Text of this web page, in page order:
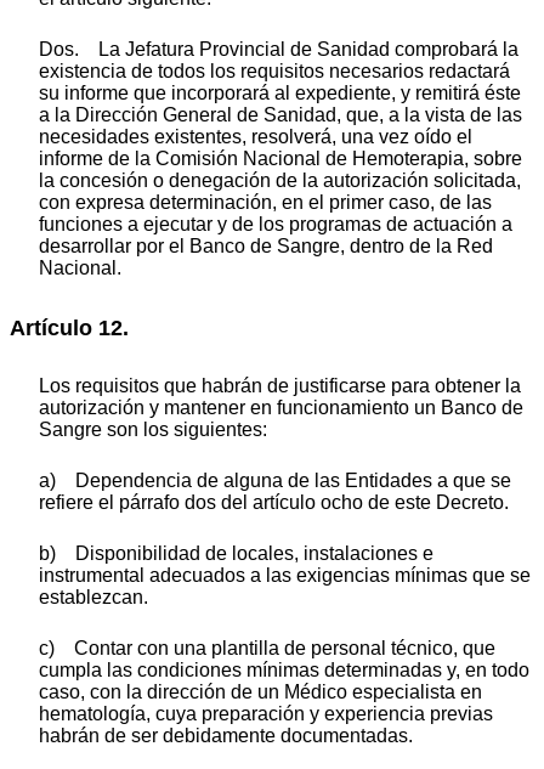
Dos. La Jefatura Provincial de Sanidad comprobará la
existencia de todos los requisitos necesarios redactará
su informe que incorporará al expediente, y remitirá éste
a la Dirección General de Sanidad, que, a la vista de las
necesidades existentes, resolverá, una vez oído el
informe de la Comisión Nacional de Hemoterapia, sobre
la concesión o denegación de la autorización solicitada,
con expresa determinación, en el primer caso, de las
funciones a ejecutar y de los programas de actuación a
desarrollar por el Banco de Sangre, dentro de la Red
Nacional.
Artículo 12.
Los requisitos que habrán de justificarse para obtener la
autorización y mantener en funcionamiento un Banco de
Sangre son los siguientes:
a) Dependencia de alguna de las Entidades a que se
refiere el párrafo dos del artículo ocho de este Decreto.
b) Disponibilidad de locales, instalaciones e
instrumental adecuados a las exigencias mínimas que se
establezcan.
c) Contar con una plantilla de personal técnico, que
cumpla las condiciones mínimas determinadas y, en todo
caso, con la dirección de un Médico especialista en
hematología, cuya preparación y experiencia previas
habrán de ser debidamente documentadas.